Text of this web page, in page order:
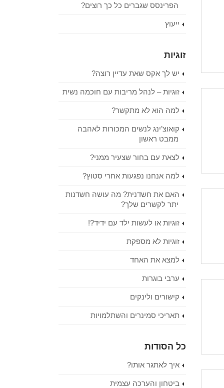
הפרינסס שגברים כל כך רוצים?
ייעוץ
זוגיות
יש לך אקס שאת עדיין רוצה?
זוגיות – לנהל מריבות עם חוכמה נשית
למה הוא לא מתקשר?
קואוצ’ינג לנשים המכורות לאהבה
ממבט ראשון
לצאת עם בחור שצעיר ממני?
למה אנחנו נפגעות אחרי סטוץ?
האם את חשדנית? מה עושה חשדנות
יתר לקשרים שלך?
זוגיות או לעשות ילד עם ידיד?!
זוגיות לא מספקת
למצא את האחד
ערבי בוגרות
קישורים ולינקים
תאריכי סמינרים והשתלמויות
כל הסודות
איך לאתגר אותו?
ביטחון והערכה עצמית